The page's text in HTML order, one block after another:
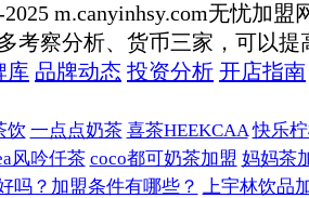
m.canyinhsy.com无忧加盟
考察分析、货币三家，可以提
库 品牌动态 投资分析 开店指南
饮 一点点奶茶 喜茶HEEKCAA 快乐
风吟仟茶 coco都可奶茶加盟 妈妈茶
吗？加盟条件有哪些？ 上宇林饮品